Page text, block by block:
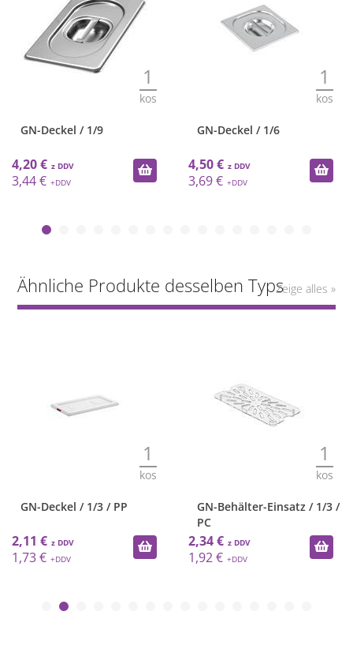
1
kos
GN-Deckel / 1/9
4,20 €
3,44 €
1
kos
GN-Deckel / 1/6
4,50 €
3,69 €
Ähnliche Produkte desselben TypsZeige alles »
1
kos
GN-Deckel / 1/3 / PP
2,11 €
1,73 €
1
kos
GN-Behälter-Einsatz / 1/3 /
PC
2,34 €
1,92 €